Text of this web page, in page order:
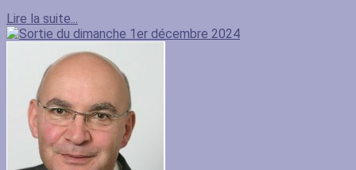
Lire la suite...